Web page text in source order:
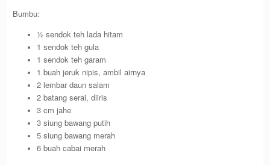
Bumbu:
½ sendok teh lada hitam
1 sendok teh gula
1 sendok teh garam
1 buah jeruk nipis, ambil airnya
2 lembar daun salam
2 batang serai, diiris
3 cm jahe
3 siung bawang putih
5 siung bawang merah
6 buah cabai merah